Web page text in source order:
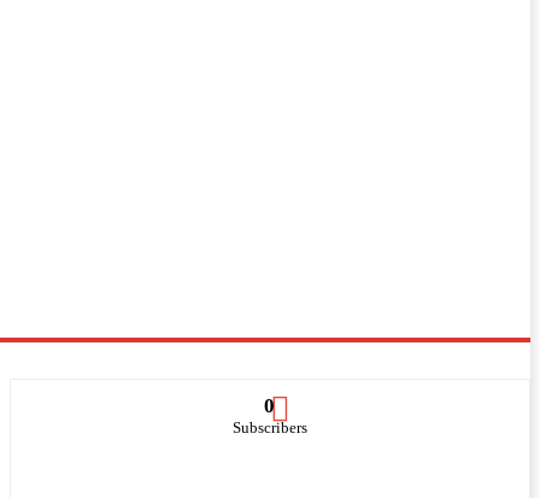
0
Subscribers